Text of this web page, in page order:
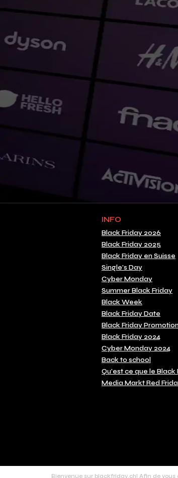
INFO
Black Friday 2026
Black Friday 2025
Black Friday en Suisse
Single's Day
Cyber Monday
Summer Black Friday
Black Week
Black Friday Date
Black Friday
Black Friday 2024
Cyber Monday 2024
Back to school
Qu'est ce que le Black
Media Markt Red
Bienvenue sur blackfriday.ch! Afin de